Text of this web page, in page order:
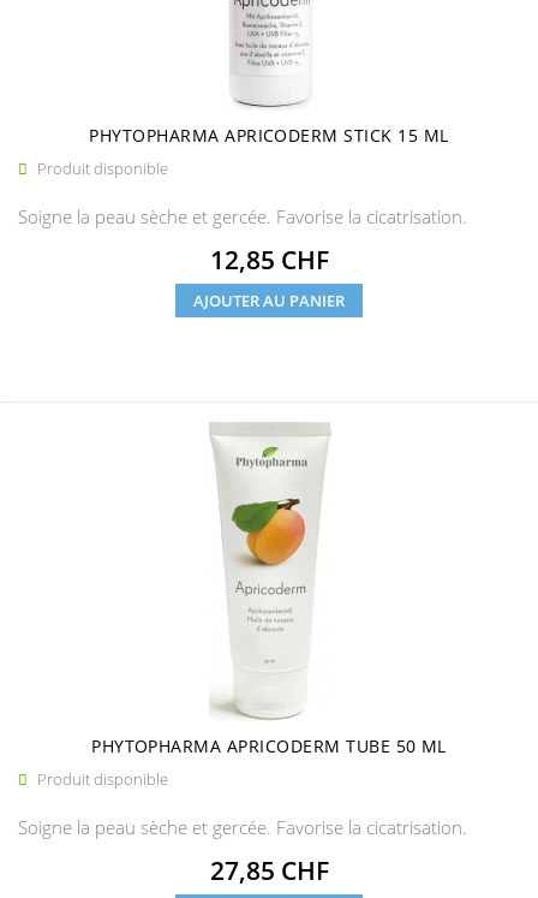
PHYTOPHARMA APRICODERM STICK 15 ML
 Produit disponible
Soigne la peau sèche et gercée. Favorise la cicatrisation.
Prix
12,85 CHF
AJOUTER AU PANIER
PHYTOPHARMA APRICODERM TUBE 50 ML
 Produit disponible
Soigne la peau sèche et gercée. Favorise la cicatrisation.
Prix
27,85 CHF